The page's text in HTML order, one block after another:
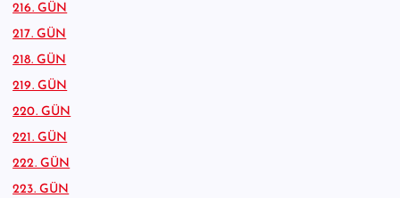
216. GÜN
217. GÜN
218. GÜN
219. GÜN
220. GÜN
221. GÜN
222. GÜN
223. GÜN